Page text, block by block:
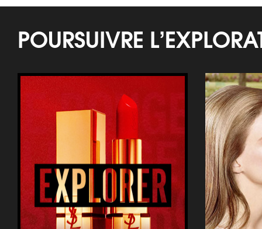
POURSUIVRE